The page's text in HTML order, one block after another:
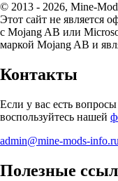
© 2013 - 2026, Mine-
Этот сайт не является
с Mojang AB или
маркой Mojang AB и
Контакты
Если у вас есть
воспользуйтесь нашей
admin@mine-mods-info.ru
Полезные